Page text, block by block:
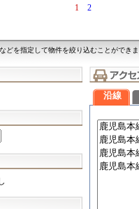
1 2
どを指定して物件を絞り込むことができ
沿線